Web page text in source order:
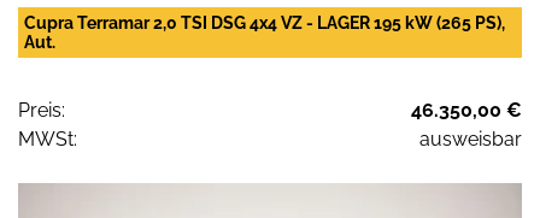
Cupra Terramar 2,0 TSI DSG 4x4 VZ - LAGER 195 kW (265 PS),
Aut.
Preis:
46.350,00 €
MWSt:
ausweisbar